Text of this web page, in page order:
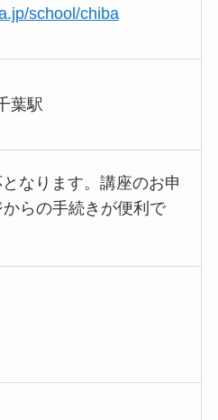
school/chiba
葉駅
なります。講座のお申
らの手続きが便利で